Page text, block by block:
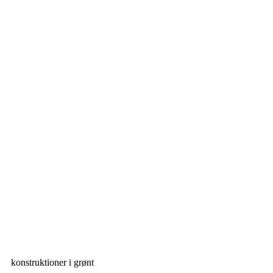
konstruktioner i grønt